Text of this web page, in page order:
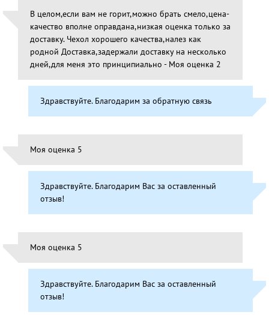
В целом,если вам не горит,можно брать смело,цена-
качество вполне оправдана,низкая оценка только за
доставку. Чехол хорошего качества,налез как
родной Доставка,задержали доставку на несколько
дней,для меня это принципиально - Моя оценка 2
Здравствуйте. Благодарим за обратную связь
Моя оценка 5
Здравствуйте. Благодарим Вас за оставленный
отзыв!
Моя оценка 5
Здравствуйте. Благодарим Вас за оставленный
отзыв!